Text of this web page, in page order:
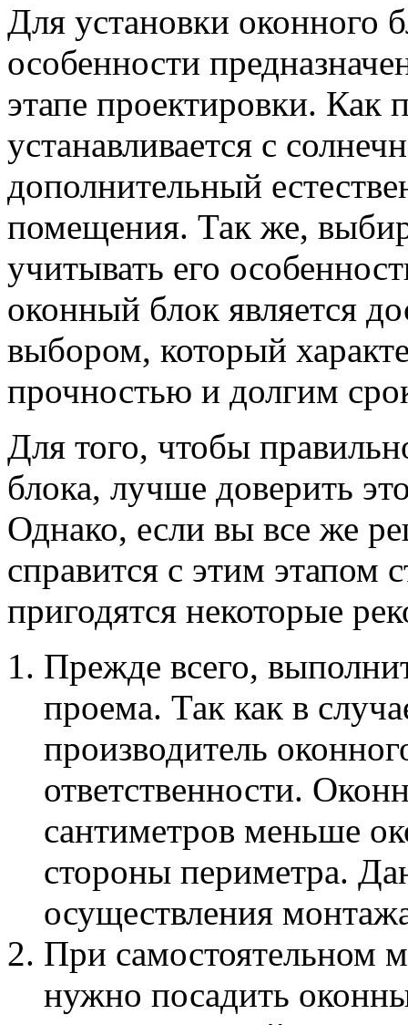
Для установки оконного
особенности
этапе проектировки.
устанавливается с
дополнительный
помещения. Так же,
учитывать его
оконный блок является
выбором, который
прочностью и долгим
Для того, чтобы
блока, лучше доверить
Однако, если вы все же
справится с этим этапом
пригодятся некоторые
Прежде всего,
проема. Так как в
производитель
ответственности.
сантиметров меньше
стороны периметра.
осуществления
При самостоятельном
нужно посадить